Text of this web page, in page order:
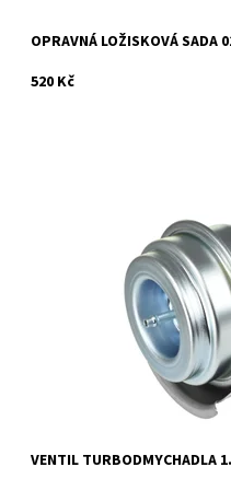
OPRAVNÁ LOŽISKOVÁ SADA
520 Kč
Actuator - ventil
74kW 77kW 81kW 85kW
Skladem
819
Jrone
2 roky
VENTIL TURBODMYCHADLA